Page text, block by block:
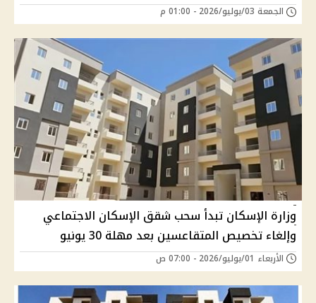
الجمعة 03/يوليو/2026 - 01:00 م
وزارة الإسكان تبدأ سحب شقق الإسكان الاجتماعي
وإلغاء تخصيص المتقاعسين بعد مهلة 30 يونيو
الأربعاء 01/يوليو/2026 - 07:00 ص